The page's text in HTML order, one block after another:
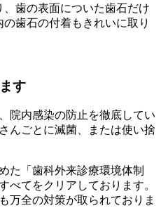
歯の表面についた歯石だけ
歯石の付着もきれいに取り
す
院内感染の防止を徹底してい
んごとに滅菌、または使い捨
た「歯科外来診療環境体制
べてをクリアしております。
万全の対策が取られておりま